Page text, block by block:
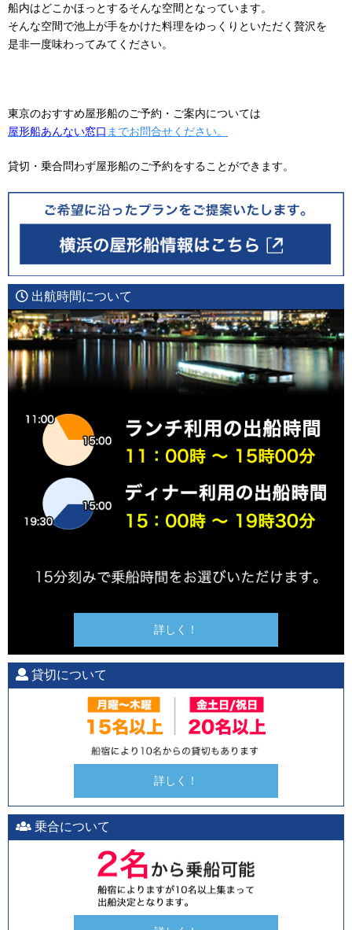
船内はどこかほっとするそんな空間となっています。
そんな空間で池上が手をかけた料理をゆっくりといただく贅沢を
是非一度味わってみてください。
東京のおすすめ屋形船のご予約・ご案内については
屋形船あんない窓口 までお問合せください。
貸切・乗合問わず屋形船のご予約をすることができます。
出航時間について
詳しく！
貸切について
詳しく！
乗合について